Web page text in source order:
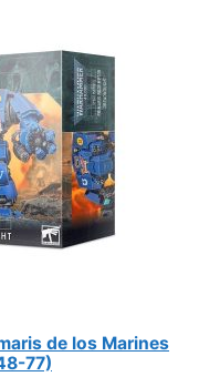
de los Marines
77)